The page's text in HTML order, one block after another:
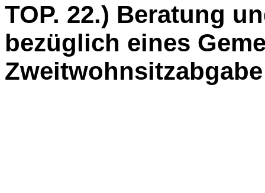
TOP. 22.) Beratung
bezüglich eines